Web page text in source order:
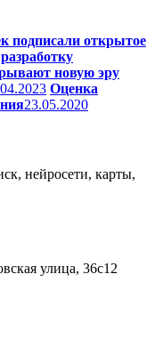
подписали открытое
новую эру
Оценка
23.05.2020
нейросети, карты,
улица, 36с12